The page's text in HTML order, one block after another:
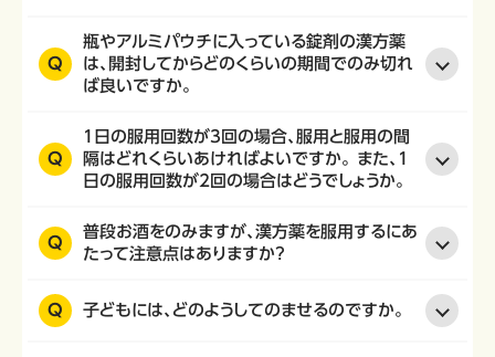
Q
瓶やアルミパウチに入っている錠剤の漢方薬
は、開封してからどのくらいの期間でのみ切れ
ば良いですか。
Q
1日の服用回数が3回の場合、服用と服用の間
隔はどれくらいあければよいですか。 また、1
日の服用回数が2回の場合はどうでしょうか。
Q
普段お酒をのみますが、漢方薬を服用するにあ
たって注意点はありますか？
Q 子どもには、どのようしてのませるのですか。